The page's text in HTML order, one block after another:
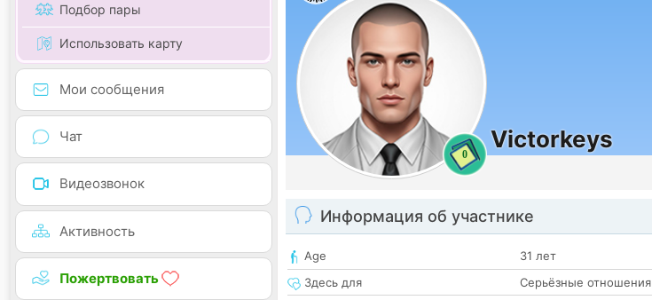
Подбор пары
Использовать карту
Мои сообщения
Чат
Видеозвонок
Активность
Пожертвовать
0
Victorkeys
Информация об участнике
Age
31 лет
Здесь для
Серьёзные отношения